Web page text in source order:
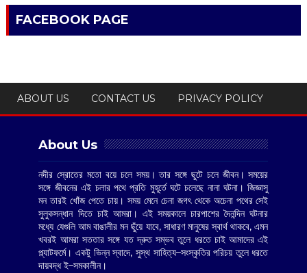
FACEBOOK PAGE
ABOUT US CONTACT US PRIVACY POLICY
About Us
নদীর স্রোতের মতো বয়ে চলে সময়। তার সঙ্গে ছুটে চলে জীবন। সময়ের
সঙ্গে জীবনের এই চলার পথে প্রতি মুহূর্তে ঘটে চলেছে নানা ঘটনা। জিজ্ঞাসু
মন তারই খোঁজ পেতে চায়। সময় মেনে চেনা জগৎ থেকে অচেনা পথের সেই
সুলুকসন্ধান দিতে চাই আমরা। এই সময়কালে চারপাশের দৈনন্দিন ঘটনার
মধ্যে যেগুলি আম বাঙালীর মন ছুঁয়ে যাবে, সাধারণ মানুষের স্বার্থ থাকবে, এমন
খবরই আমরা সততার সঙ্গে যত দ্রুত সম্ভব তুলে ধরতে চাই আমাদের এই
প্ল্যাটফর্মে। একটু ভিন্ন স্বাদে, সুস্থ সাহিত্য–সংস্কৃতির পরিচয় তুলে ধরতে
দায়বদ্ধ ই–সমকালীন।